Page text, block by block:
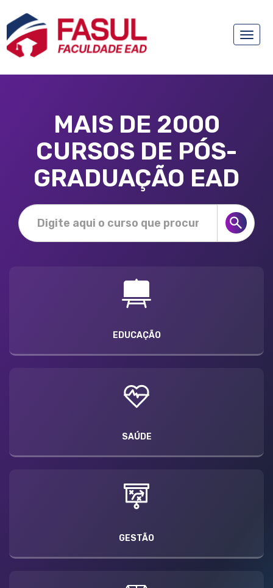
Toggle
MAIS DE 2000
CURSOS DE PÓS-
GRADUAÇÃO EAD
EDUCAÇÃO
SAÚDE
GESTÃO